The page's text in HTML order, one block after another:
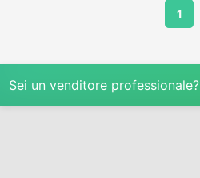
1
Sei un venditore professionale?